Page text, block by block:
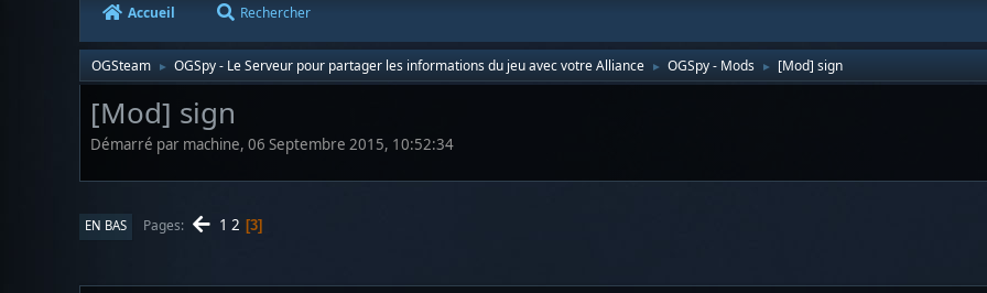
Accueil Rechercher
OGSteam ► OGSpy - Le Serveur pour partager les informations du jeu avec votre Alliance ► OGSpy - Mods ► [Mod] sign
[Mod] sign
Démarré par machine, 06 Septembre 2015, 10:52:34
EN BAS Pages 1 2 3